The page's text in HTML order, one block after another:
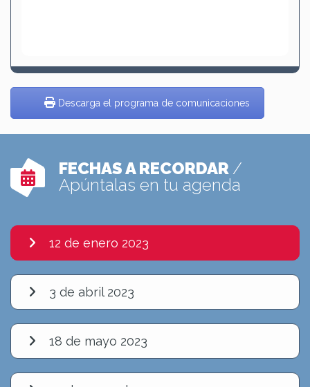
Descarga el programa de comunicaciones
FECHAS A RECORDAR /
Apúntalas en tu agenda
12 de enero 2023
3 de abril 2023
18 de mayo 2023